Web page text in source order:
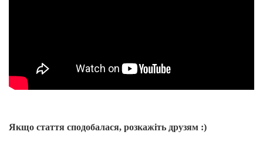
Якщо стаття сподобалася, розкажіть друзям :)